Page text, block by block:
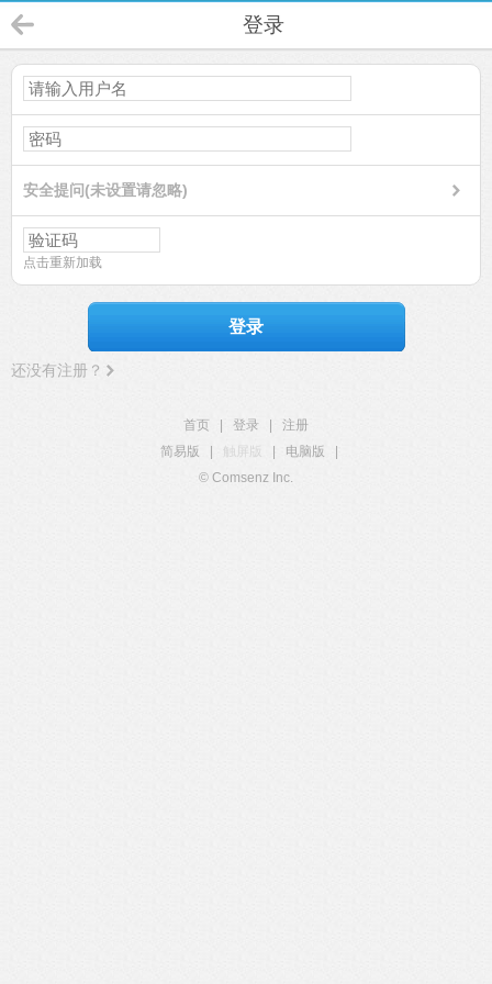
登录
安全提问(未设置请忽略)
点击重新加载
登录
还没有注册？
首页 登录
注册
简易版
触屏版 电脑版
© Comsenz Inc.